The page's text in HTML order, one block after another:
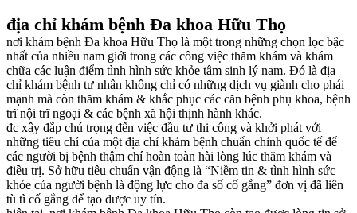
địa chỉ khám bệnh Đa khoa Hữu Thọ
nơi khám bệnh Đa khoa Hữu Thọ là một trong những chọn lọc bậc
nhất của nhiều nam giới trong các công việc thăm khám và khám
chữa các luận điểm tình hình sức khỏe tâm sinh lý nam. Đó là địa
chỉ khám bệnh tư nhân không chỉ có những dịch vụ giành cho phái
mạnh mà còn thăm khám & khắc phục các căn bệnh phụ khoa, bệnh
trĩ nội trĩ ngoại & các bệnh xã hội thịnh hành khác.
đc xây đắp chú trọng đến việc đầu tư thi công và khởi phát với
những tiêu chí của một địa chỉ khám bệnh chuẩn chỉnh quốc tế để
các người bị bệnh thậm chí hoàn toàn hài lòng lúc thăm khám và
điều trị. Sở hữu tiêu chuẩn vận động là “Niềm tin & tình hình sức
khỏe của người bệnh là động lực cho đa số cố gắng” đơn vị đã liên
tù tì cố gắng để tạo được uy tín.